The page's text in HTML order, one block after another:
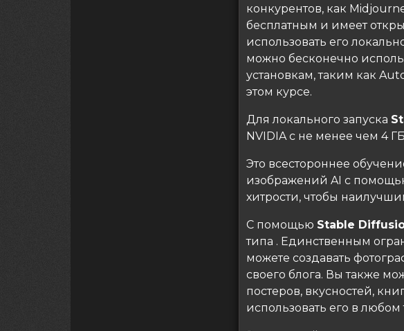
конкурентов, как
бесплатным и имеет
использовать его
можно бесконечно
установкам, таким как
этом курсе.
Для локального запуска
NVIDIA с не менее чем 4
Это всестороннее
изображений AI с
хитрости, чтобы
С помощью Stable
типа . Единственным
можете создавать
своего блога. Вы также
постеров, вкусностей,
использовать его в